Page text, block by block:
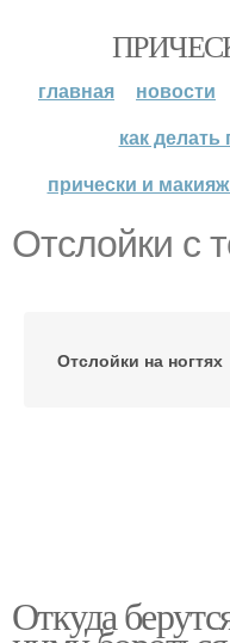
главная новости
как
прически и
Отслойки с
Отслойки на ногтях
Откуда